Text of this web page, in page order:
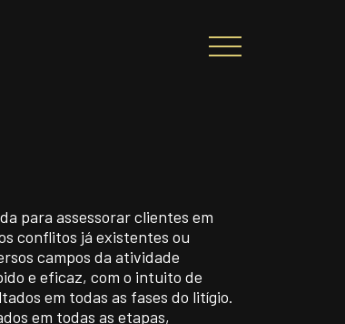
PRIVACIDADE
CONTATO
para assessorar clientes em
conflitos já existentes ou
campos da atividade
e eficaz, com o intuito de
em todas as fases do litígio.
em todas as etapas,